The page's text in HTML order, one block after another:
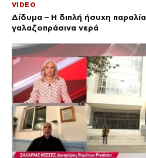
VIDEO
Δίδυμα – Η διπλή ήσυχη
γαλαζοπράσινα νερά